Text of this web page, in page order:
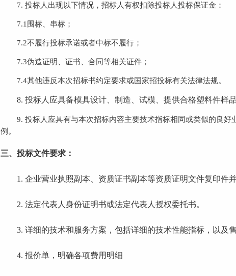
7. 投标人出现以下情况，招标人有权扣除投标人投标保证金：
7.1 围标、串标；
7.2不履行投标承诺或者中标不履行；
7.3伪造证明、证书、合同等相关证件；
7.4其他违反本次招标书约定要求或国家招投标有关法律法规。
8. 投标人应具备模具设计、制造、试模、提供合格塑料件样
9. 投标人应具有与本次招标内容主要技术指标相同或类似的良
例。
三、投标文件要求：
1. 企业营业执照副本、资质证书副本等资质证明文件复印件并
2. 法定代表人身份证明书或法定代表人授权委托书。
3. 详细的技术和服务方案，包括详细的技术性能指标，以及
4. 报价单，明确各项费用明细